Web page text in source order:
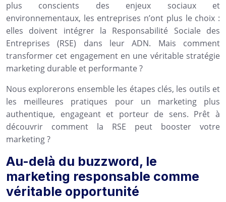
plus conscients des enjeux sociaux et
environnementaux, les entreprises n’ont plus le choix :
elles doivent intégrer la Responsabilité Sociale des
Entreprises (RSE) dans leur ADN. Mais comment
transformer cet engagement en une véritable stratégie
marketing durable et performante ?
Nous explorerons ensemble les étapes clés, les outils et
les meilleures pratiques pour un marketing plus
authentique, engageant et porteur de sens. Prêt à
découvrir comment la RSE peut booster votre
marketing ?
Au-delà du buzzword, le
marketing responsable comme
véritable opportunité